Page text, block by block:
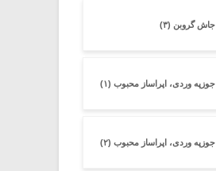
جاش گروبن (۳)
جوزپه وردی، اپراساز محبوب (۱)
جوزپه وردی، اپراساز محبوب (۲)